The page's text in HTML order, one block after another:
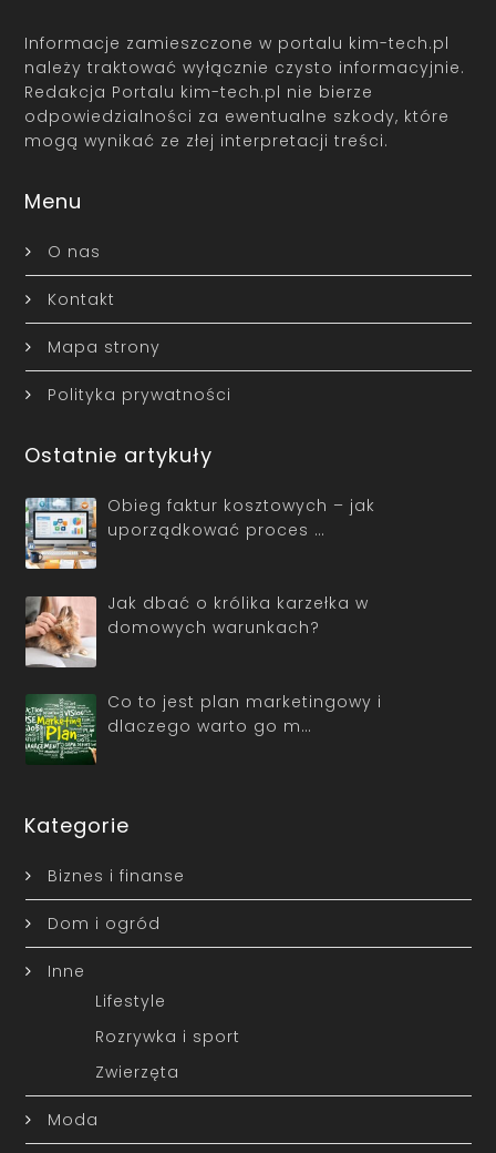
Informacje zamieszczone w portalu kim-tech.pl
należy traktować wyłącznie czysto informacyjnie.
Redakcja Portalu kim-tech.pl nie bierze
odpowiedzialności za ewentualne szkody, które
mogą wynikać ze złej interpretacji treści.
Menu
O nas
Kontakt
Mapa strony
Polityka prywatności
Ostatnie artykuły
Obieg faktur kosztowych – jak
uporządkować proces …
Jak dbać o królika karzełka w
domowych warunkach?
Co to jest plan marketingowy i
dlaczego warto go m…
Kategorie
Biznes i finanse
Dom i ogród
Inne
Lifestyle
Rozrywka i sport
Zwierzęta
Moda